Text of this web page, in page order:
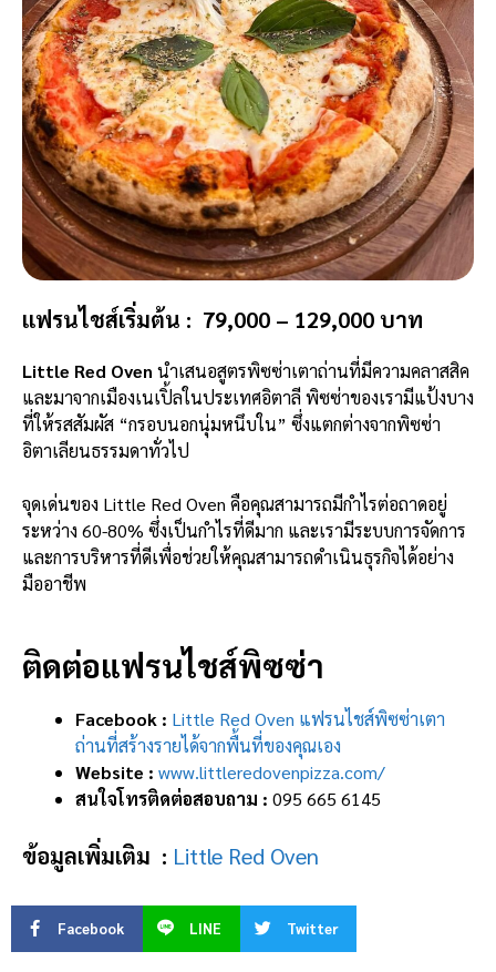
แฟรนไชส์เริ่มต้น : 79,000 – 129,000 บาท
Little Red Oven นำเสนอสูตรพิซซ่าเตาถ่านที่มีความคลาสสิค
และมาจากเมืองเนเปิ้ลในประเทศอิตาลี พิซซ่าของเรามีแป้งบาง
ที่ให้รสสัมผัส “กรอบนอกนุ่มหนึบใน” ซึ่งแตกต่างจากพิซซ่า
อิตาเลียนธรรมดาทั่วไป
จุดเด่นของ Little Red Oven คือคุณสามารถมีกำไรต่อถาดอยู่
ระหว่าง 60-80% ซึ่งเป็นกำไรที่ดีมาก และเรามีระบบการจัดการ
และการบริหารที่ดีเพื่อช่วยให้คุณสามารถดำเนินธุรกิจได้อย่าง
มืออาชีพ
ติดต่อแฟรนไชส์พิซซ่า
Facebook : Little Red Oven แฟรนไชส์พิซซ่าเตา
ถ่านที่สร้างรายได้จากพื้นที่ของคุณเอง
Website : www.littleredovenpizza.com/
สนใจโทรติดต่อสอบถาม : 095 665 6145
ข้อมูลเพิ่มเติม : Little Red Oven
Facebook LINE Twitter